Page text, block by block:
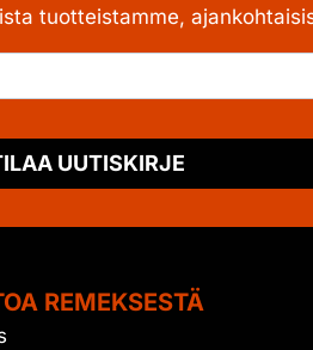
tuotteistamme,
UUTISKIRJE
REMEKSESTÄ